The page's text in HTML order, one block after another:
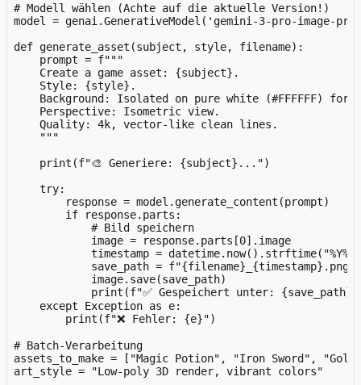
# Modell wählen (Achte auf die aktuelle Version!)
model = genai.GenerativeModel('gemini-3-pro-image-
def generate_asset(subject, style, filename):
    prompt = f"""
    Create a game asset: {subject}.
    Style: {style}.
Background: Isolated on pure white (#FFFFFF) for
    Perspective: Isometric view.
    Quality: 4k, vector-like clean lines.
    """
    print(f"🎨 Generiere: {subject}...")
    try:
        response = model.generate_content(prompt)
        if response.parts:
            # Bild speichern
            image = response.parts[0].image
timestamp =
            save_path = f"{filename}_{timestamp}.png"
            image.save(save_path)
print(f"✅ Gespeichert unter:
    except Exception as e:
        print(f"❌ Fehler: {e}")
# Batch-Verarbeitung
assets_to_make = ["Magic Potion", "Iron Sword",
art_style = "Low-poly 3D render, vibrant colors"